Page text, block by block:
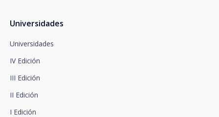
Universidades
Universidades
IV Edición
III Edición
II Edición
I Edición
dpo@santalucía.es
reclamación ante la Autoridad de Control
Dispone de información completa sobre protección
apartado de Política de Privacidad, que le
aconsejamos consulte.